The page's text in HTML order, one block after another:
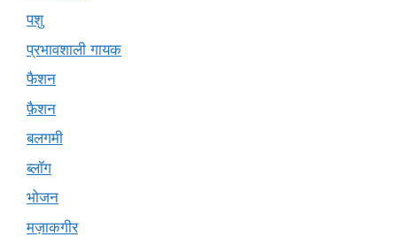
पशु
प्रभावशाली गायक
फैशन
फ़ैशन
बलगमी
ब्लॉग
भोजन
मज़ाकगीर